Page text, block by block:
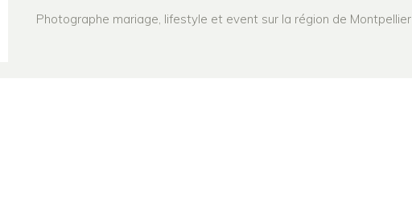
Photographe mariage, lifestyle et event sur la région de Montpellier